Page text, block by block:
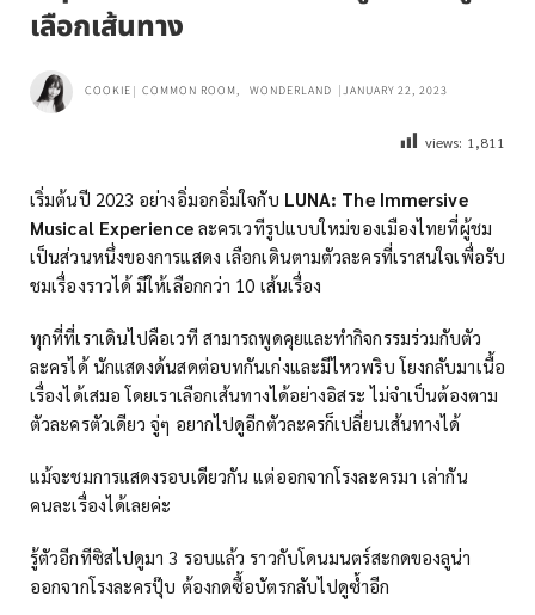
เลือกเส้นทาง
COOKIE COMMON ROOM, WONDERLAND JANUARY 22, 2023
views: 1,811
เริ่มต้นปี 2023 อย่างอิ่มอกอิ่มใจกับ LUNA: The Immersive
Musical Experienceละครเวทีรูปแบบใหม่ของเมืองไทยที่ผู้ชม
เป็นส่วนหนึ่งของการแสดง เลือกเดินตามตัวละครที่เราสนใจเพื่อรับ
ชมเรื่องราวได้ มีให้เลือกกว่า 10 เส้นเรื่อง
ทุกที่ที่เราเดินไปคือเวที สามารถพูดคุยและทำกิจกรรมร่วมกับตัว
ละครได้ นักแสดงด้นสดต่อบทกันเก่งและมีไหวพริบ โยงกลับมาเนื้อ
เรื่องได้เสมอ โดยเราเลือกเส้นทางได้อย่างอิสระ ไม่จำเป็นต้องตาม
ตัวละครตัวเดียว จู่ๆ อยากไปดูอีกตัวละครก็เปลี่ยนเส้นทางได้
แม้จะชมการแสดงรอบเดียวกัน แต่ออกจากโรงละครมา เล่ากัน
คนละเรื่องได้เลยค่ะ
รู้ตัวอีกทีซิสไปดูมา 3 รอบแล้ว ราวกับโดนมนตร์สะกดของลูน่า
ออกจากโรงละครปุ๊บ ต้องกดซื้อบัตรกลับไปดูซ้ำอีก